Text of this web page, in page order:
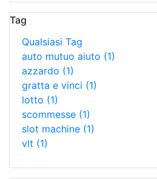
Tag
Qualsiasi Tag
auto mutuo aiuto (1)
azzardo (1)
gratta e vinci (1)
lotto (1)
scommesse (1)
slot machine (1)
vlt (1)